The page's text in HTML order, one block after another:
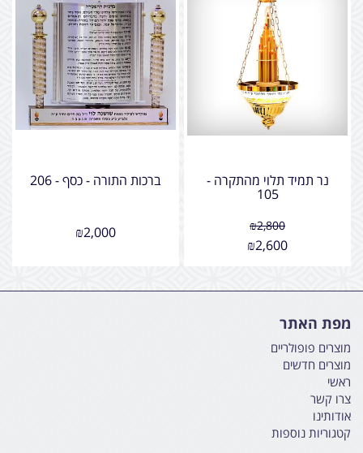
נר תמיד תלוי מהתקרה -
105
₪2,800
₪2,600
ברכות התורה - כסף - 206
₪2,000
מפת האתר
מוצרים פופולריים
מוצרים חדשים
ראשי
צרו קשר
אודותינו
קטגוריות נוספות